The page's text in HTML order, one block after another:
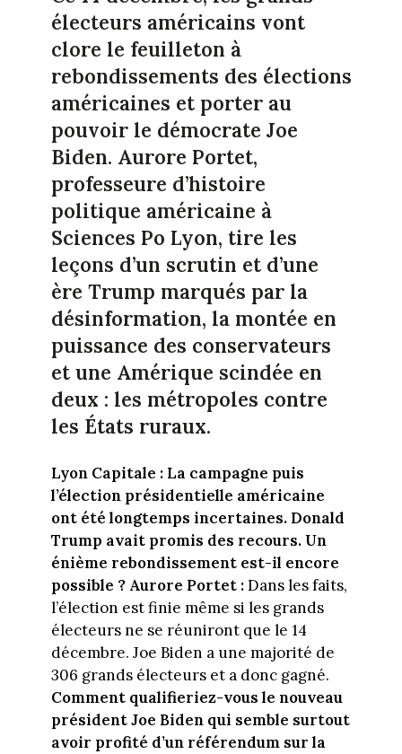
électeurs américains vont
clore le feuilleton à
rebondissements des élections
américaines et porter au
pouvoir le démocrate Joe
Biden. Aurore Portet,
professeure d’histoire
politique américaine à
Sciences Po Lyon, tire les
leçons d’un scrutin et d’une
ère Trump marqués par la
désinformation, la montée en
puissance des conservateurs
et une Amérique scindée en
deux : les métropoles contre
les États ruraux.
Lyon Capitale : La campagne puis
l’élection présidentielle américaine
ont été longtemps incertaines. Donald
Trump avait promis des recours. Un
énième rebondissement est-il encore
possible ? Aurore Portet :Dans les faits,
l’élection est finie même si les grands
électeurs ne se réuniront que le 14
décembre. Joe Biden a une majorité de
306 grands électeurs et a donc gagné.
Comment qualifieriez-vous le nouveau
président Joe Biden qui semble surtout
avoir profité d’un référendum sur la